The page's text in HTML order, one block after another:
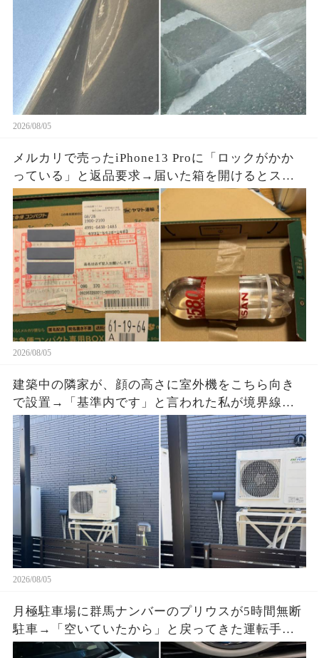
2026/08/05
メルカリで売ったiPhone13 Proに「ロックがかか
っている」と返品要求→届いた箱を開けるとスマ
ホはなく、重量を合わせたペットボトルが固定さ
れていた
2026/08/05
建築中の隣家が、顔の高さに室外機をこちら向き
で設置→「基準内です」と言われた私が境界線と
排気方向の写真を送ると、現場監督が工事を止め
た
2026/08/05
月極駐車場に群馬ナンバーのプリウスが5時間無断
駐車→「空いていたから」と戻ってきた運転手
へ、防犯映像と駐車料金を見せると…